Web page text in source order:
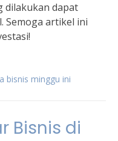
dilakukan dapat
Semoga artikel ini
bisnis minggu ini
Bisnis di